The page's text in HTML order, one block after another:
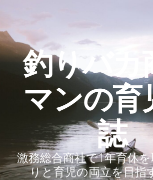
釣りバカ
マンの育
誌
激務総合商社で1年育休
りと育児の両立を目指